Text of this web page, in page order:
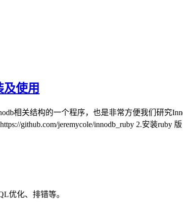
使用
相关结构的一个程序，也是非常方便我们研
github.com/jeremycole/innodb_ruby 2.安装ruby 版
优化、排错等。